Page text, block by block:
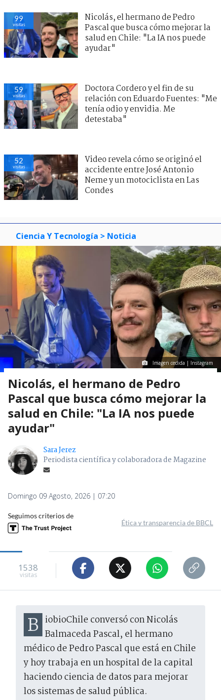
99
visitas
Nicolás, el hermano de Pedro
Pascal que busca cómo mejorar la
salud en Chile: "La IA nos puede
ayudar"
59
visitas
Doctora Cordero y el fin de su
relación con Eduardo Fuentes: "Me
tenía odio y envidia. Me
detestaba"
52
visitas
Video revela cómo se originó el
accidente entre José Antonio
Neme y un motociclista en Las
Condes
Ciencia Y Tecnología > Noticia
Imagen cedida | Instagram
Nicolás, el hermano de Pedro
Pascal que busca cómo mejorar la
salud en Chile: "La IA nos puede
ayudar"
Sara Jerez
Periodista científica y colaboradora de Magazine
Domingo 09 Agosto, 2026 | 07:20
Seguimos criterios de
Ética y transparencia de BBCL
1538
visitas
BiobioChile conversó con Nicolás Balmaceda Pascal, el hermano
médico de Pedro Pascal que está en Chile
y hoy trabaja en un hospital de la capital
haciendo ciencia de datos para mejorar
los sistemas de salud pública.